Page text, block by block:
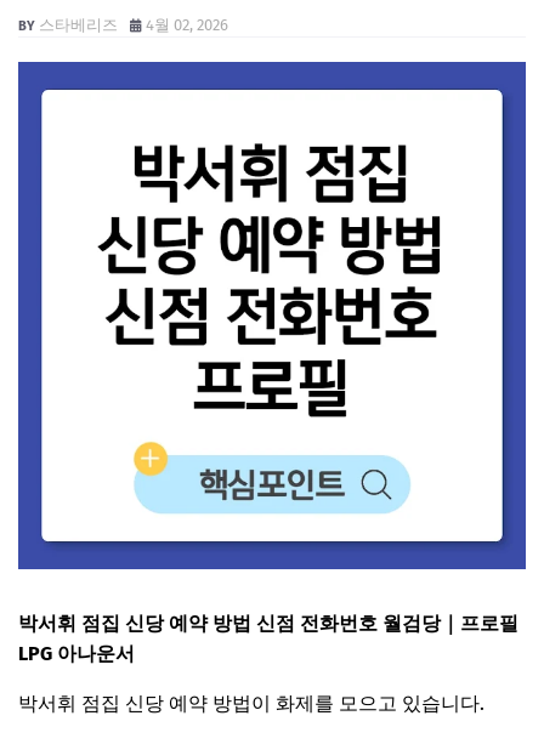
스타베리즈 4월 02, 2026
박서휘 점집 신당 예약 방법 신점 전화번호 월검당｜프로필
LPG 아나운서
박서휘 점집 신당 예약 방법이 화제를 모으고 있습니다.